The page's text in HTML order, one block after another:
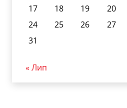
17
18 19 20
24
25 26 27
31
« Лип